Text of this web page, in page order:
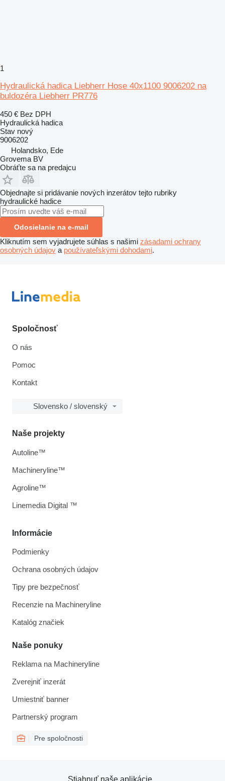
1
Hydraulická hadica Liebherr Hose 40x1100 9006202 na
buldozéra Liebherr PR776
450 € Bez DPH
Hydraulická hadica
Stav nový
9006202
Holandsko, Ede
Grovema BV
Obráťte sa na predajcu
Objednajte si pridávanie nových inzerátov tejto rubriky
hydraulické hadice
Odosielanie na e-mail
Kliknutím sem vyjadrujete súhlas s našimi zásadami ochrany
osobných údajov a používateľskými dohodami.
Spoločnosť
O nás
Pomoc
Kontakt
Slovensko / slovenský
Informácie
Podmienky
Ochrana osobných údajov
Tipy pre bezpečnosť
Recenzie na Machineryline
Katalóg značiek
Naše ponuky
Reklama na Machineryline
Zverejniť inzerát
Umiestniť banner
Partnerský program
Pre spoločnosti
Naše projekty
Autoline™
Machineryline™
Agroline™
Linemedia Digital ™
Stiahnuť naše aplikácie